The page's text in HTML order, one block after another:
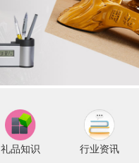
礼品知识 行业资讯